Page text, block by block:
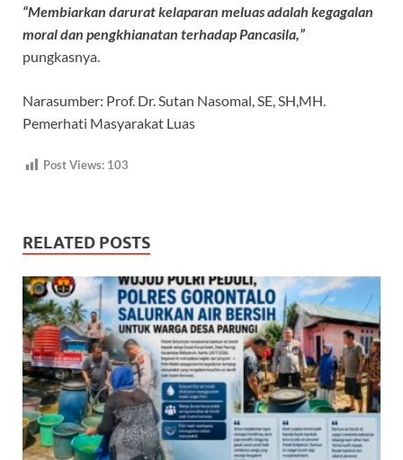
“Membiarkan darurat kelaparan meluas adalah kegagalan
moral dan pengkhianatan terhadap Pancasila,”
pungkasnya.
Narasumber: Prof. Dr. Sutan Nasomal, SE, SH,MH.
Pemerhati Masyarakat Luas
Post Views: 103
RELATED POSTS